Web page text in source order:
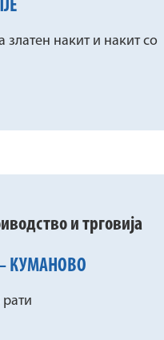
златен накит и накит со
и трговија
КУМАНОВО